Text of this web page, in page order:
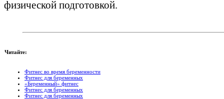
физической подготовкой.
Читайте:
Фитнес во время беременности
Фитнес для беременных
«Беременный» фитнес
Фитнес для беременных
Фитнес для беременных